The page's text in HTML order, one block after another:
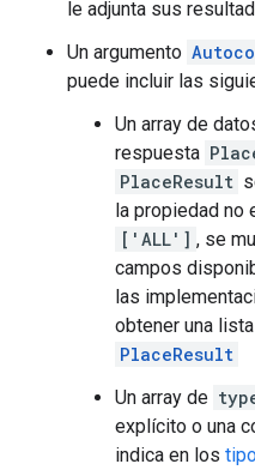
le adjunta sus
Un argumento
puede incluir las
Un array de
respuesta
PlaceResult
la propiedad no
['ALL'] , se
campos
las
obtener una
PlaceResult
Un array de
explícito o una
indica en los